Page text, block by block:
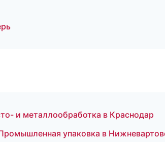
и металлообработка в Краснодар
упаковка в